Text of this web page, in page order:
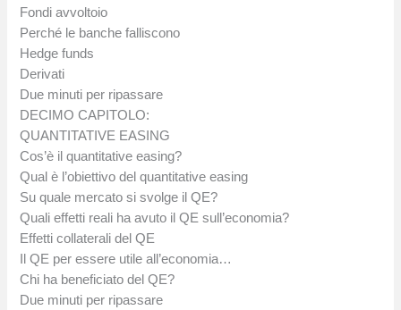
Fondi avvoltoio
Perché le banche falliscono
Hedge funds
Derivati
Due minuti per ripassare
DECIMO CAPITOLO:
QUANTITATIVE EASING
Cos’è il quantitative easing?
Qual è l’obiettivo del quantitative easing
Su quale mercato si svolge il QE?
Quali effetti reali ha avuto il QE sull’economia?
Effetti collaterali del QE
Il QE per essere utile all’economia…
Chi ha beneficiato del QE?
Due minuti per ripassare